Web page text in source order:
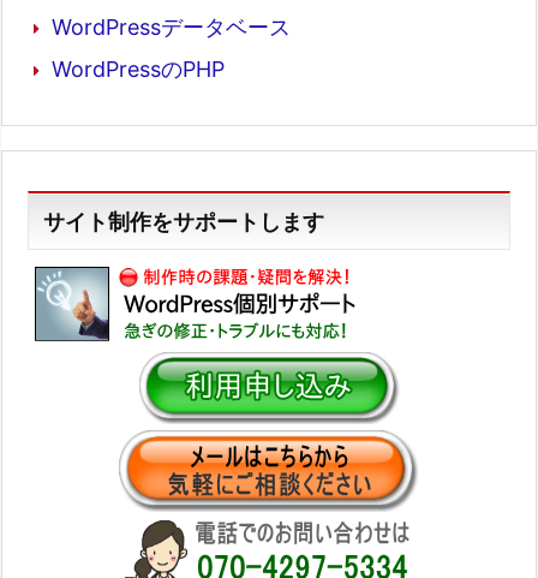
WordPressデータベース
WordPressのPHP
サイト制作をサポートします